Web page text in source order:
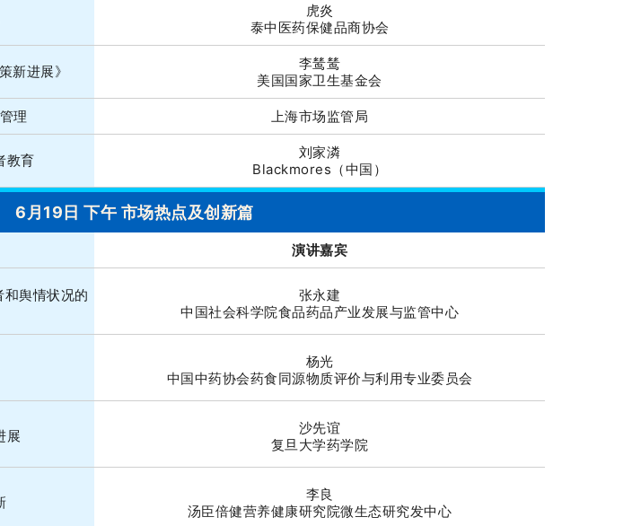
虎炎
泰中医药保健品商协会
新进展》
李鸶鸶
美国国家卫生基金会
理 上海市场监管局
教育
刘家潾
Blackmores（中国）
6月19日 下午 市场热点及创新篇
演讲嘉宾
舆情状况的
张永建
中国社会科学院食品药品产业发展与监管中心
杨光
中国中药协会药食同源物质评价与利用专业委员会
展
沙先谊
复旦大学药学院
李良
汤臣倍健营养健康研究院微生态研究发中心